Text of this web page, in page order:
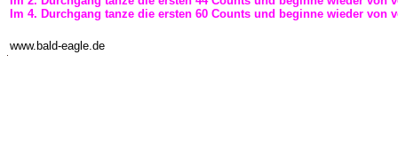
Im 4. Durchgang tanze die ersten 60 Counts und beginne wieder von
www.bald-eagle.de